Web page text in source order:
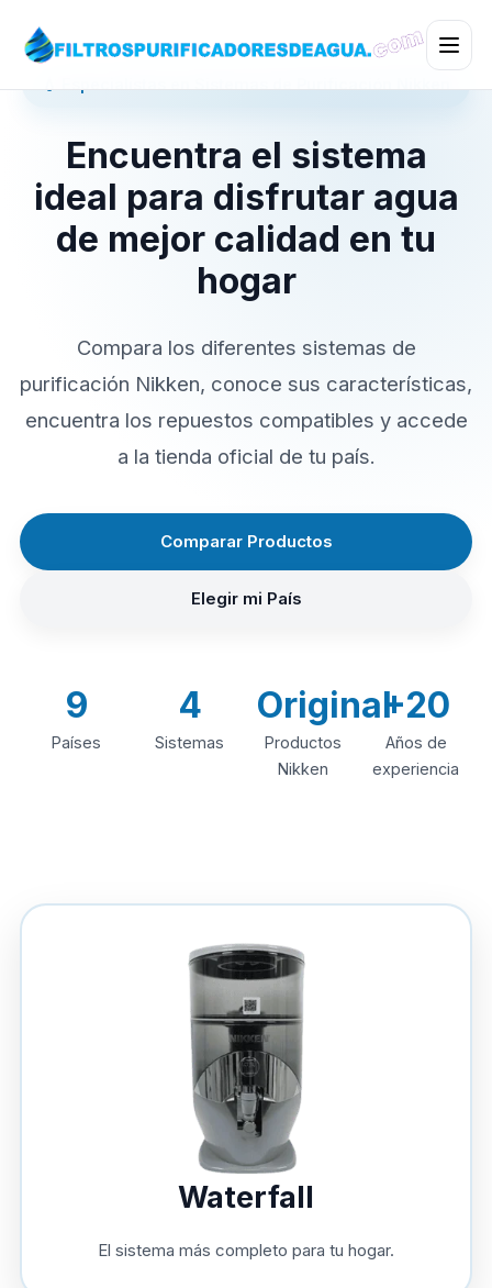
Encuentra el sistema
ideal para disfrutar agua
de mejor calidad en tu
hogar
Compara los diferentes sistemas de
purificación Nikken, conoce sus características,
encuentra los repuestos compatibles y accede
a la tienda oficial de tu país.
Comparar Productos
Elegir mi País
9
Países
4
Sistemas
Original
Productos
Nikken
+20
Años de
experiencia
Waterfall
El sistema más completo para tu hogar.